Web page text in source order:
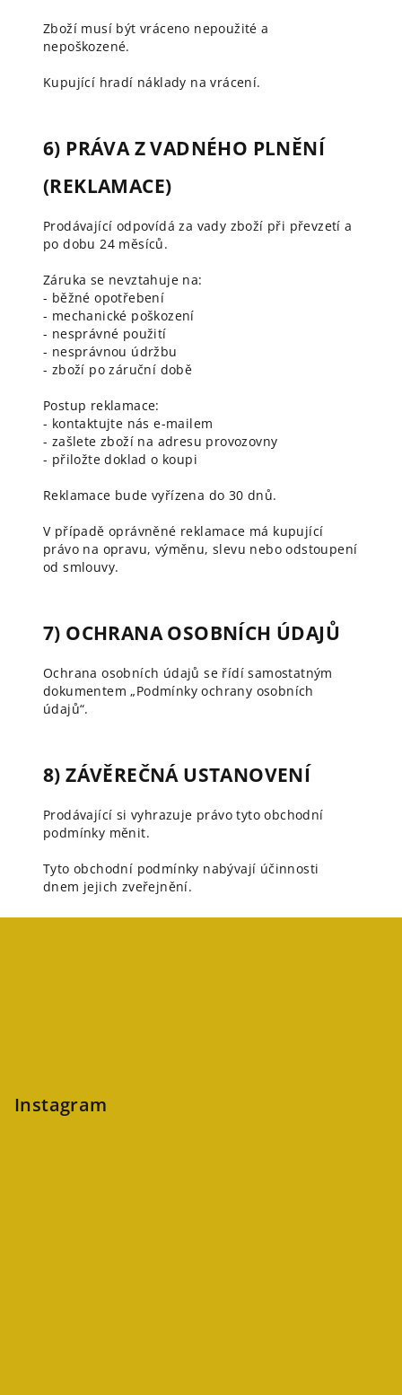
Zboží musí být vráceno nepoužité a
nepoškozené.
Kupující hradí náklady na vrácení.
6) PRÁVA Z VADNÉHO PLNĚNÍ
(REKLAMACE)
Prodávající odpovídá za vady zboží při převzetí a
po dobu 24 měsíců.
Záruka se nevztahuje na:
- běžné opotřebení
- mechanické poškození
- nesprávné použití
- nesprávnou údržbu
- zboží po záruční době
Postup reklamace:
- kontaktujte nás e-mailem
- zašlete zboží na adresu provozovny
- přiložte doklad o koupi
Reklamace bude vyřízena do 30 dnů.
V případě oprávněné reklamace má kupující
právo na opravu, výměnu, slevu nebo odstoupení
od smlouvy.
7) OCHRANA OSOBNÍCH ÚDAJŮ
Ochrana osobních údajů se řídí samostatným
dokumentem „Podmínky ochrany osobních
údajů“.
8) ZÁVĚREČNÁ USTANOVENÍ
Prodávající si vyhrazuje právo tyto obchodní
podmínky měnit.
Tyto obchodní podmínky nabývají účinnosti
dnem jejich zveřejnění.
Instagram